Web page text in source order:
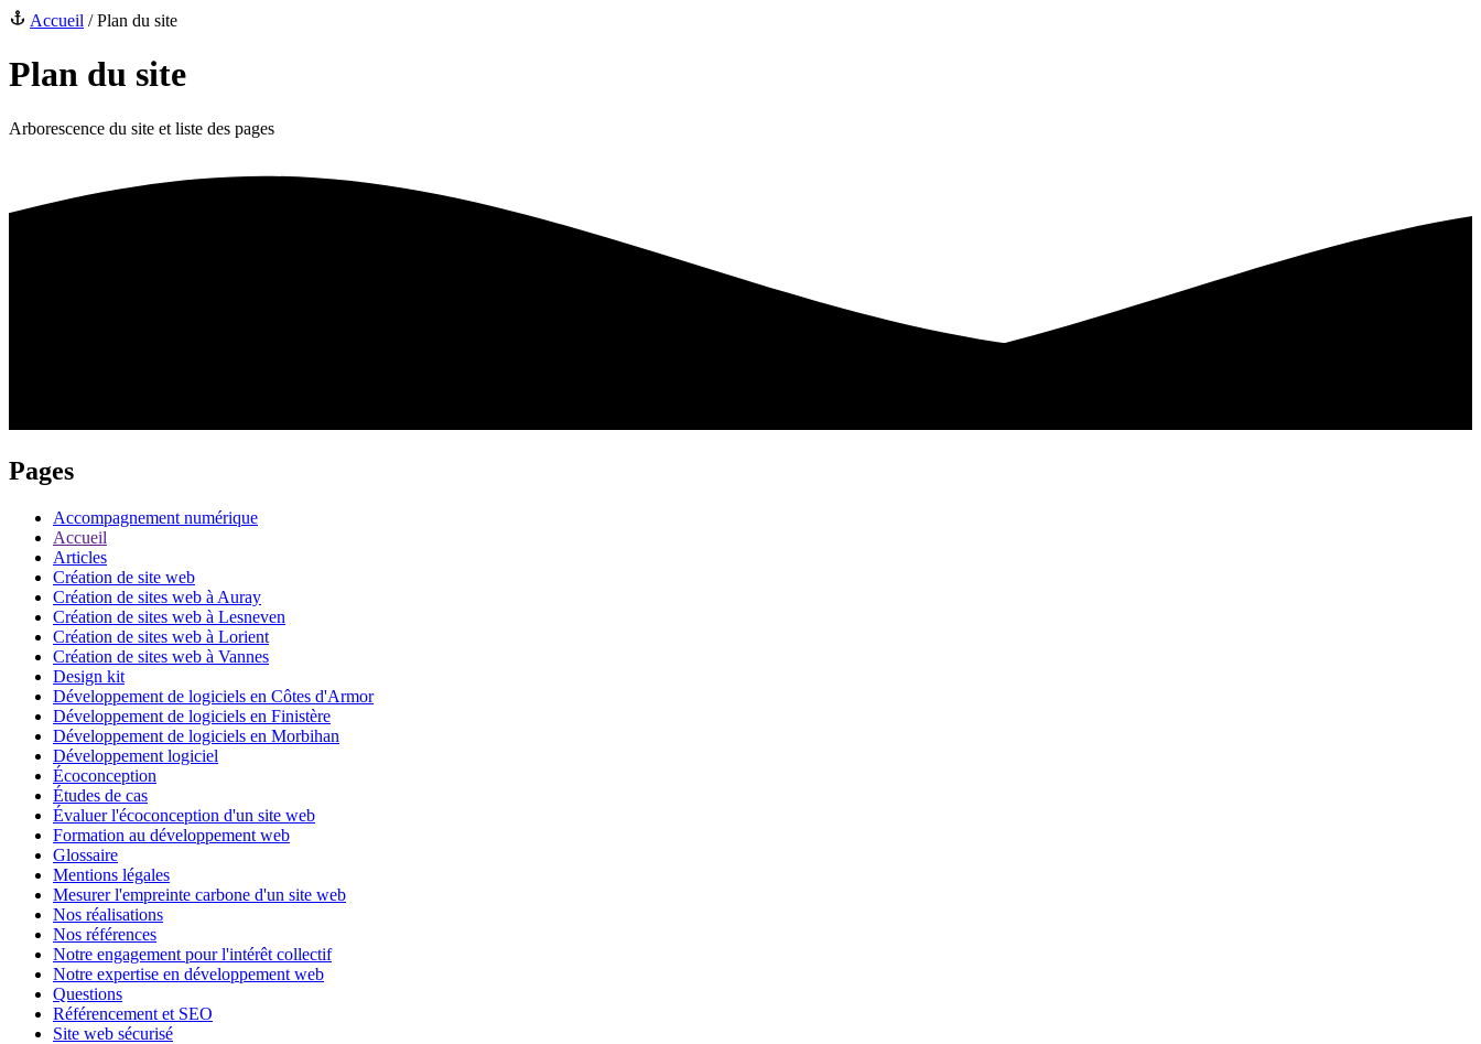
Accueil /Plan du site
Plan du site
Arborescence du site et liste des pages
Pages
Accompagnement numérique
Accueil
Articles
Création de site web
Création de sites web à Auray
Création de sites web à Lesneven
Création de sites web à Lorient
Création de sites web à Vannes
Design kit
Développement de logiciels en Côtes d'Armor
Développement de logiciels en Finistère
Développement de logiciels en Morbihan
Développement logiciel
Écoconception
Études de cas
Évaluer l'écoconception d'un site web
Formation au développement web
Glossaire
Mentions légales
Mesurer l'empreinte carbone d'un site web
Nos réalisations
Nos références
Notre engagement pour l'intérêt collectif
Notre expertise en développement web
Questions
Référencement et SEO
Site web sécurisé